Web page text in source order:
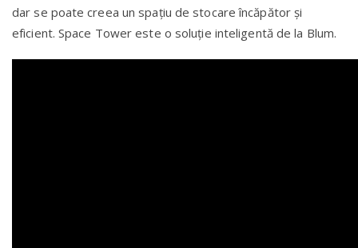
dar se poate creea un spațiu de stocare încăpător și
eficient. Space Tower este o soluție inteligentă de la Blum.